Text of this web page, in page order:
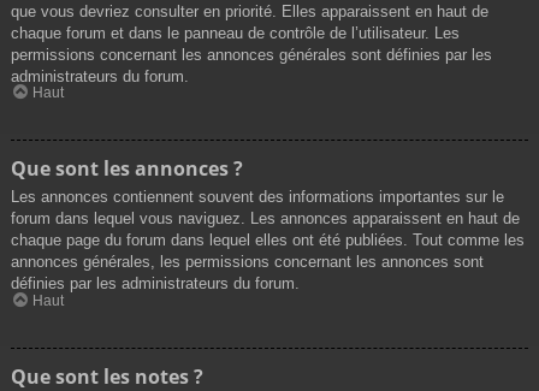
que vous devriez consulter en priorité. Elles apparaissent en haut de
chaque forum et dans le panneau de contrôle de l’utilisateur. Les
permissions concernant les annonces générales sont définies par les
administrateurs du forum.
Haut
Que sont les annonces ?
Les annonces contiennent souvent des informations importantes sur le
forum dans lequel vous naviguez. Les annonces apparaissent en haut de
chaque page du forum dans lequel elles ont été publiées. Tout comme les
annonces générales, les permissions concernant les annonces sont
définies par les administrateurs du forum.
Haut
Que sont les notes ?